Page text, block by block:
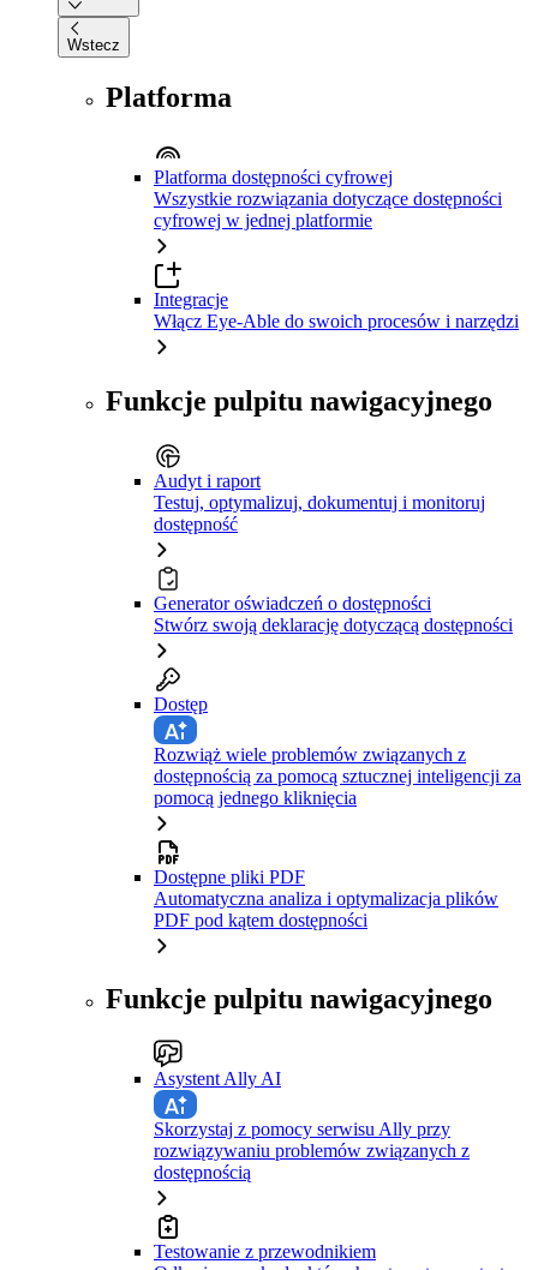
Wstecz
Platforma
Platforma dostępności cyfrowej
Wszystkie rozwiązania dotyczące dostępności
cyfrowej w jednej platformie
Integracje
Włącz Eye-Able do swoich procesów i narzędzi
Funkcje pulpitu nawigacyjnego
Audyt i raport
Testuj, optymalizuj, dokumentuj i monitoruj
dostępność
Generator oświadczeń o dostępności
Stwórz swoją deklarację dotyczącą dostępności
Dostęp
Rozwiąż wiele problemów związanych z
dostępnością za pomocą sztucznej inteligencji za
pomocą jednego kliknięcia
Dostępne pliki PDF
Automatyczna analiza i optymalizacja plików
PDF pod kątem dostępności
Funkcje pulpitu nawigacyjnego
Asystent Ally AI
Skorzystaj z pomocy serwisu Ally przy
rozwiązywaniu problemów związanych z
dostępnością
Testowanie z przewodnikiem